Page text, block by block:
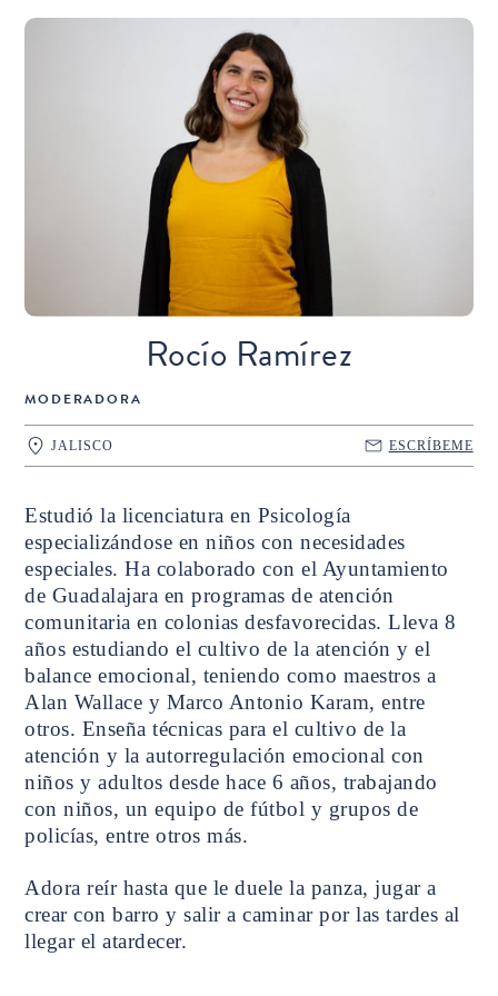
Rocío Ramírez
MODERADORA
JALISCO ESCRÍBEME
Estudió la licenciatura en Psicología
especializándose en niños con necesidades
especiales. Ha colaborado con el Ayuntamiento
de Guadalajara en programas de atención
comunitaria en colonias desfavorecidas. Lleva 8
años estudiando el cultivo de la atención y el
balance emocional, teniendo como maestros a
Alan Wallace y Marco Antonio Karam, entre
otros. Enseña técnicas para el cultivo de la
atención y la autorregulación emocional con
niños y adultos desde hace 6 años, trabajando
con niños, un equipo de fútbol y grupos de
policías, entre otros más.
Adora reír hasta que le duele la panza, jugar a
crear con barro y salir a caminar por las tardes al
llegar el atardecer.